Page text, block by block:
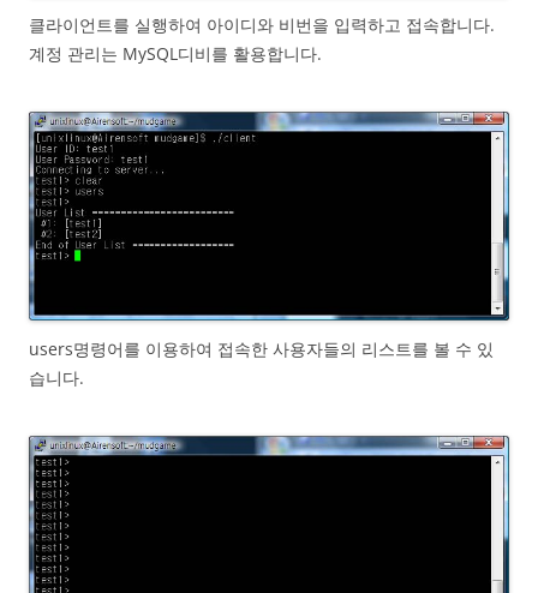
클라이언트를 실행하여 아이디와 비번을 입력하고 접속합니다.
계정 관리는 MySQL디비를 활용합니다.
users명령어를 이용하여 접속한 사용자들의 리스트를 볼 수 있
습니다.